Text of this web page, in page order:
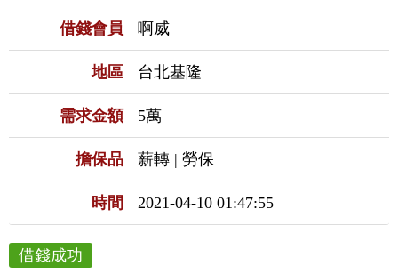
借錢會員 啊威
地區 台北基隆
需求金額 5萬
擔保品 薪轉 | 勞保
時間 2021-04-10 01:47:55
借錢成功